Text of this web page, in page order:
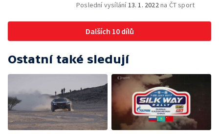
Poslední vysílání13. 1. 2022na ČT sport
Dalších 10 dílů
Ostatní také sledují